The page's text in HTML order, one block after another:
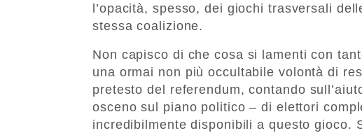
l’opacità, spesso, dei giochi trasversali
stessa coalizione.
Non capisco di che cosa si lamenti con
una ormai non più occultabile volontà di
pretesto del referendum, contando
osceno sul piano politico – di elettori
incredibilmente disponibili a questo gioco.